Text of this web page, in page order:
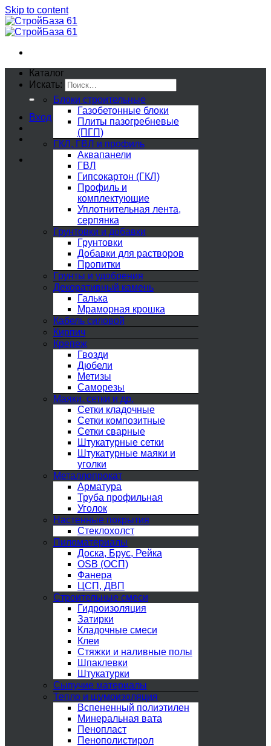
Skip to content
Искать:
Вход
Каталог
Блоки строительные
Газобетонные блоки
Плиты пазогребневые
(ПГП)
ГКЛ, ГВЛ и профиль
Аквапанели
ГВЛ
Гипсокартон (ГКЛ)
Профиль и
комплектующие
Уплотнительная лента,
серпянка
Грунтовки и добавки
Грунтовки
Добавки для растворов
Пропитки
Грунты и удобрения
Декоративный камень
Галька
Мраморная крошка
Кабель силовой
Кирпич
Крепеж
Гвозди
Дюбели
Метизы
Саморезы
Маяки, сетки и др.
Сетки кладочные
Сетки композитные
Сетки сварные
Штукатурные сетки
Штукатурные маяки и
уголки
Металлопрокат
Арматура
Труба профильная
Уголок
Настенные покрытия
Стеклохолст
Пиломатериалы
Доска, Брус, Рейка
OSB (ОСП)
Фанера
ЦСП, ДВП
Строительные смеси
Гидроизоляция
Затирки
Кладочные смеси
Клеи
Стяжки и наливные полы
Шпаклевки
Штукатурки
Сыпучие материалы
Тепло и шумоизоляция
Вспененный полиэтилен
Минеральная вата
Пенопласт
Пенополистирол